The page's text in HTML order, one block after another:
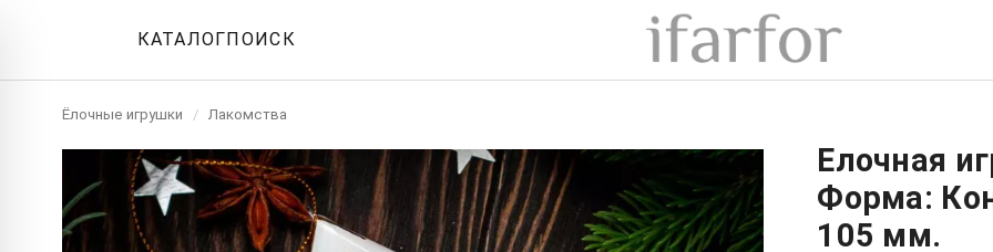
КАТАЛОГПОИСК
Ёлочные игрушки / Лакомства
Елочная
Форма:
105 мм.